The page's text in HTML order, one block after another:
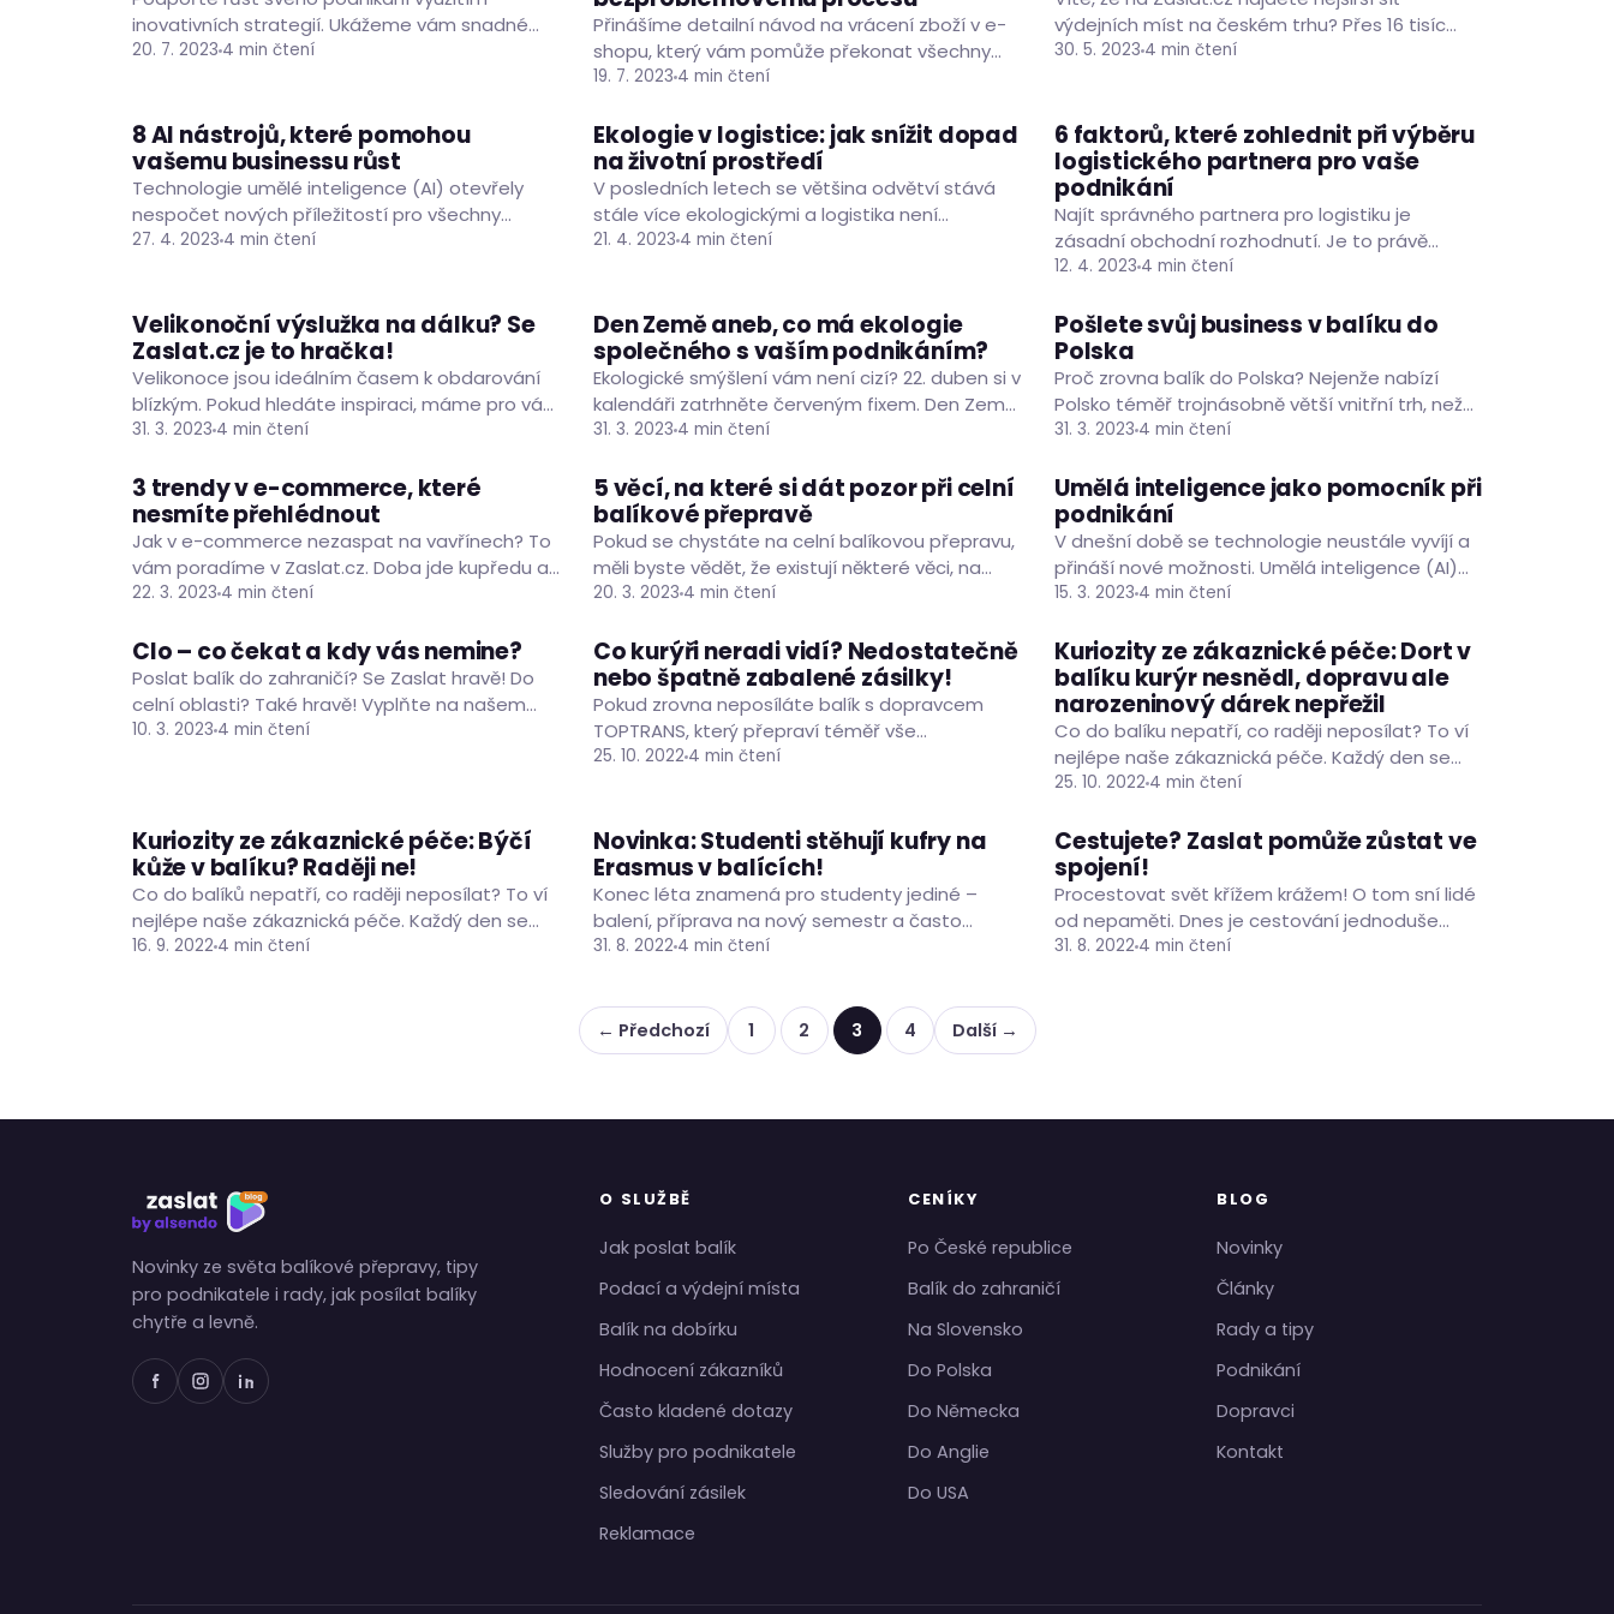
inovativních strategií. Ukážeme vám snadné
inovace v podnikání, které vám pomohou
20. 7. 2023 4 min čtení
Přinášíme detailní návod na vrácení zboží v e-
shopu, který vám pomůže překonat všechny
překážky a zajistí bezproblémový průběh
19. 7. 2023 4 min čtení
výdejních míst na českém trhu? Přes 16 tisíc
míst je po celém Česku k dispozici i pro vaše
30. 5. 2023 4 min čtení
ČLÁNKY PODNIKÁNÍ
8 AI nástrojů, které pomohou
vašemu businessu růst
Technologie umělé inteligence (AI) otevřely
nespočet nových příležitostí pro všechny
velikosti podniků po celém světě. AI poskytuje
27. 4. 2023 4 min čtení
ČLÁNKY RADY A TIPY
Ekologie v logistice: jak snížit dopad
na životní prostředí
V posledních letech se většina odvětví stává
stále více ekologickými a logistika není
výjimkou. Obzvláště v dnešní době, kdy se stále
21. 4. 2023 4 min čtení
ČLÁNKY PODNIKÁNÍ RADY A TIPY
6 faktorů, které zohlednit při výběru
logistického partnera pro vaše
podnikání
Najít správného partnera pro logistiku je
zásadní obchodní rozhodnutí. Je to právě
dopravní partner, kdo je zodpovědný za
Proto…
12. 4. 2023 4 min čtení
ČLÁNKY RADY A TIPY
Velikonoční výslužka na dálku? Se
Zaslat.cz je to hračka!
Velikonoce jsou ideálním časem k obdarování
blízkým. Pokud hledáte inspiraci, máme pro vás
několik nápadů na dárky, které budou nejenom
31. 3. 2023 4 min čtení
ČLÁNKY PODNIKÁNÍ RADY A TIPY
Den Země aneb, co má ekologie
společného s vaším podnikáním?
Ekologické smýšlení vám není cizí? 22. duben si v
kalendáři zatrhněte červeným fixem. Den Země
je každoroční připomínka ochrany životního
31. 3. 2023 4 min čtení
ČLÁNKY PODNIKÁNÍ
Pošlete svůj business v balíku do
Polska
Proč zrovna balík do Polska? Nejenže nabízí
Polsko téměř trojnásobně větší vnitřní trh, než
ten náš domácí, ale pyšní se i silnou
31. 3. 2023 4 min čtení
ČLÁNKY PODNIKÁNÍ
3 trendy v e-commerce, které
nesmíte přehlédnout
Jak v e-commerce nezaspat na vavřínech? To
vám poradíme v Zaslat.cz. Doba jde kupředu a
pro úspěch vašeho podnikání je nezbytné držet
22. 3. 2023 4 min čtení
ČLÁNKY PODNIKÁNÍ RADY A TIPY
5 věcí, na které si dát pozor při celní
balíkové přepravě
Pokud se chystáte na celní balíkovou přepravu,
měli byste vědět, že existují některé věci, na
které si musíte dát pozor. Tyto kroky mohou
20. 3. 2023 4 min čtení
ČLÁNKY PODNIKÁNÍ
Umělá inteligence jako pomocník při
podnikání
V dnešní době se technologie neustále vyvíjí a
přináší nové možnosti. Umělá inteligence (AI)
se stává nezbytnou součástí moderních
15. 3. 2023 4 min čtení
ČLÁNKY O ZASLAT.CZ
Clo – co čekat a kdy vás nemine?
Poslat balík do zahraničí? Se Zaslat hravě! Do
celní oblasti? Také hravě! Vyplňte na našem
webu svoji objednávku přepravy a o vše ostatní
10. 3. 2023 4 min čtení
ČLÁNKY
Co kurýři neradi vidí? Nedostatečně
nebo špatně zabalené zásilky!
Pokud zrovna neposíláte balík s dopravcem
TOPTRANS, který přepraví téměř vše
nadrozměrné i atypické, zbystřete! Kurýři
25. 10. 2022 4 min čtení
ČLÁNKY
Kuriozity ze zákaznické péče: Dort v
balíku kurýr nesnědl, dopravu ale
narozeninový dárek nepřežil
Co do balíku nepatří, co raději neposílat? To ví
nejlépe naše zákaznická péče. Každý den se
kolegové starají o stovky balíků, mluví s
25. 10. 2022 4 min čtení
ČLÁNKY
Kuriozity ze zákaznické péče: Býčí
kůže v balíku? Raději ne!
Co do balíků nepatří, co raději neposílat? To ví
nejlépe naše zákaznická péče. Každý den se
kolegové starají o stovky balíků, mluví s
16. 9. 2022 4 min čtení
ČLÁNKY
Novinka: Studenti stěhují kufry na
Erasmus v balících!
Konec léta znamená pro studenty jediné –
balení, příprava na nový semestr a často
stěhování na Erasmus. Pro ty studenty, kteří
31. 8. 2022 4 min čtení
ČLÁNKY
Cestujete? Zaslat pomůže zůstat ve
spojení!
Procestovat svět křížem krážem! O tom sní lidé
od nepaměti. Dnes je cestování jednoduše
dostupné všem, pracovat je možné odkudkoliv,
31. 8. 2022 4 min čtení
← Předchozí 1 2 3 4 Další →
Novinky ze světa balíkové přepravy, tipy
pro podnikatele i rady, jak posílat balíky
chytře a levně.
O SLUŽBĚ
Jak poslat balík
Podací a výdejní místa
Balík na dobírku
Hodnocení zákazníků
Často kladené dotazy
Služby pro podnikatele
Sledování zásilek
Reklamace
CENÍKY
Po České republice
Balík do zahraničí
Na Slovensko
Do Polska
Do Německa
Do Anglie
Do USA
BLOG
Novinky
Články
Rady a tipy
Podnikání
Dopravci
Kontakt